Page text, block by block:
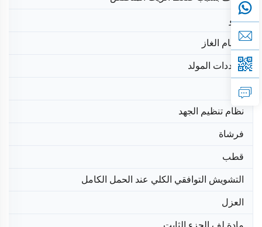
إكيو
صمام الغاز
محددات المولد
نوع
نظام تنظيم الجهد
فرشاة
قطب
التشويش التوافقي الكلي عند الحمل الكامل
العزل
مادة لف الجزء الثابت